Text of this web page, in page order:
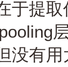
于提
没有